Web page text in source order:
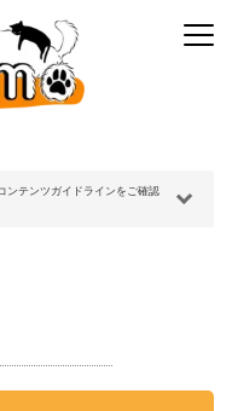
ンテンツガイドラインをご確認